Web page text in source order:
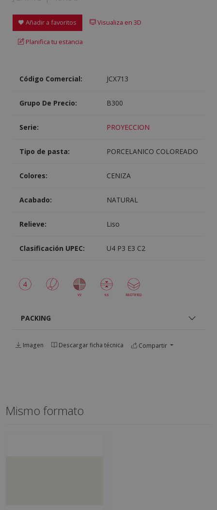
Añadir a favoritos Visualiza en 3D
Planifica tu estancia
Código Comercial: JCX713
Grupo De Precio: B300
Serie: PROYECCION
Tipo de pasta: PORCELANICO COLOREADO
Colores: CENIZA
Acabado: NATURAL
Relieve: Liso
Clasificación UPEC: U4 P3 E3 C2
PACKING
Imagen Descargar ficha técnica Compartir
Mismo formato